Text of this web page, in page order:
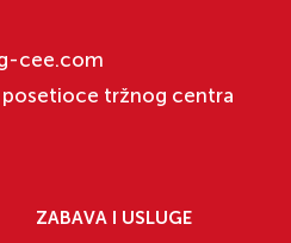
cee.com
posetioce tržnog centra
ZABAVA I USLUGE